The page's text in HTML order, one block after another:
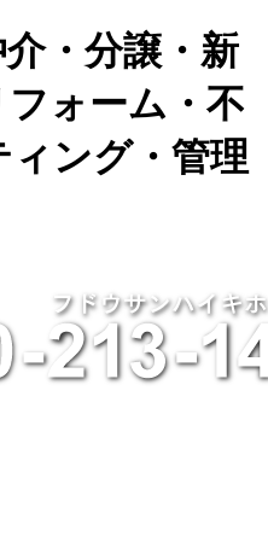
・分譲・新
ォーム・不
ング・管理